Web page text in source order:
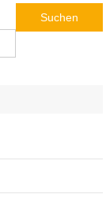
Suchen
nach: